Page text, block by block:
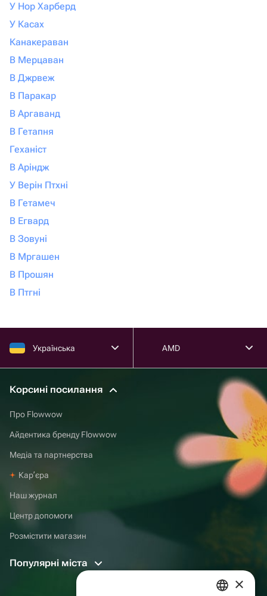
У Нор Харберд
У Касах
Канакераван
В Мерцаван
В Джрвеж
В Паракар
В Аргаванд
В Гетапня
Геханіст
В Аріндж
У Верін Птхні
В Гетамеч
В Егвард
В Зовуні
В Мргашен
В Прошян
В Птгні
Українська AMD
Корсині посилання
Про Flowwow
Айдентика бренду Flowwow
Медіа та партнерства
Карʼєра
Наш журнал
Центр допомоги
Розмістити магазин
Популярні міста
×